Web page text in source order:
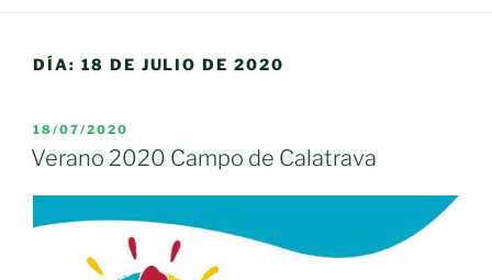
DÍA: 18 DE JULIO DE 2020
PUBLICADO
EL
18/07/2020
Verano 2020 Campo de Calatrava